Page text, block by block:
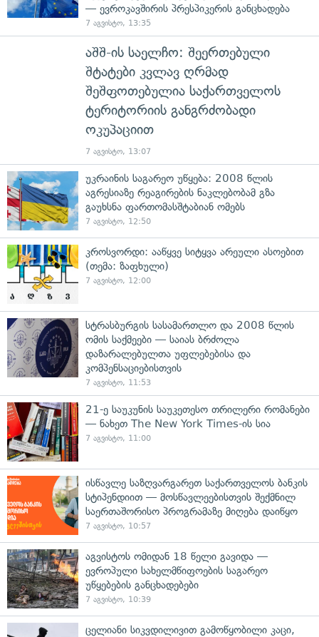
— ევროკავშირის პრესპიკერის განცხადება
7 აგვისტო, 13:35
აშშ-ის საელჩო: შეერთებული
შტატები კვლავ ღრმად
შეშფოთებულია საქართველოს
ტერიტორიის განგრძობადი
ოკუპაციით
7 აგვისტო, 13:07
უკრაინის საგარეო უწყება: 2008 წლის
აგრესიაზე რეაგირების ნაკლებობამ გზა
გაუხსნა ფართომასშტაბიან ომებს
7 აგვისტო, 12:50
კროსვორდი: ააწყვე სიტყვა არეული ასოებით
(თემა: ზაფხული)
7 აგვისტო, 12:00
სტრასბურგის სასამართლო და 2008 წლის
ომის საქმეები — საიას ბრძოლა
დაზარალებულთა უფლებებისა და
კომპენსაციებისთვის
7 აგვისტო, 11:53
21-ე საუკუნის საუკეთესო თრილერი რომანები
— ნახეთ The New York Times-ის სია
7 აგვისტო, 11:00
ისწავლე საზღვარგარეთ საქართველოს ბანკის
სტიპენდიით — მოსწავლეებისთვის შექმნილ
საერთაშორისო პროგრამაზე მიღება დაიწყო
7 აგვისტო, 10:57
აგვისტოს ომიდან 18 წელი გავიდა —
ევროპული სახელმწიფოების საგარეო
უწყებების განცხადებები
7 აგვისტო, 10:39
ცელიანი სიკვდილივით გამოწყობილი კაცი,